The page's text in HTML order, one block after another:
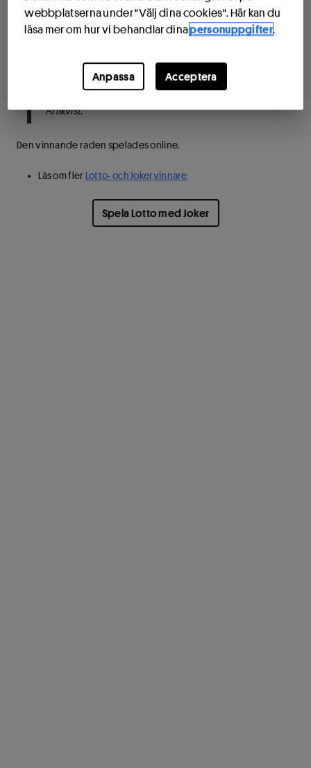
sådant. Vinsten blev den 17:e miljonvinsten till Västra
Götalands län i år.
Lotto fortsätter att spridas över landet vecka efter
vecka. Jag hoppas att vinsten bidrar till många fina
Arnkvist.
Den vinnande raden spelades online.
Läs om fler Lotto- och Jokervinnare
Spela Lotto med Joker
webbplatserna under "Välj dina cookies". Här kan du
läsa mer om hur vi behandlar dinapersonuppgifter.
Anpassa Acceptera